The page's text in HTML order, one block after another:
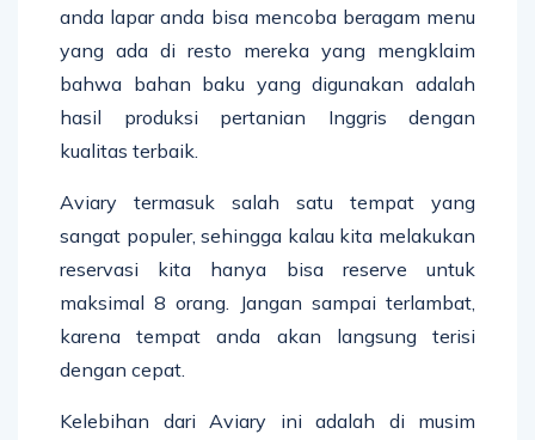
anda lapar anda bisa mencoba beragam menu
yang ada di resto mereka yang mengklaim
bahwa bahan baku yang digunakan adalah
hasil produksi pertanian Inggris dengan
kualitas terbaik.
Aviary termasuk salah satu tempat yang
sangat populer, sehingga kalau kita melakukan
reservasi kita hanya bisa reserve untuk
maksimal 8 orang. Jangan sampai terlambat,
karena tempat anda akan langsung terisi
dengan cepat.
Kelebihan dari Aviary ini adalah di musim